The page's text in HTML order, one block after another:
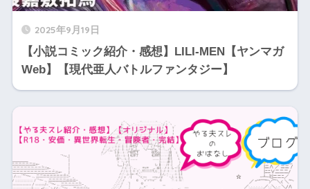
2025年9月19日
【小説コミック紹介・感想】LILI-MEN【ヤンマガ
Web】【現代亜人バトルファンタジー】